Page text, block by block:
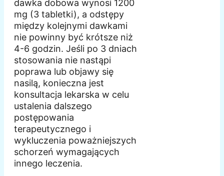
dawka dobowa wynosi 1200
mg (3 tabletki), a odstępy
między kolejnymi dawkami
nie powinny być krótsze niż
4-6 godzin. Jeśli po 3 dniach
stosowania nie nastąpi
poprawa lub objawy się
nasilą, konieczna jest
konsultacja lekarska w celu
ustalenia dalszego
postępowania
terapeutycznego i
wykluczenia poważniejszych
schorzeń wymagających
innego leczenia.